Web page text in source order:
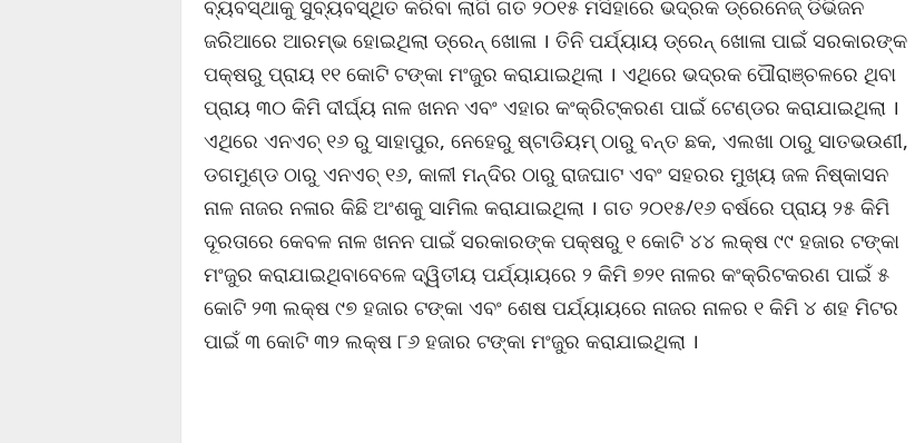
ବ୍ୟବସ୍ଥାକୁ ସୁବ୍ୟବସ୍ଥିତ କରିବା ଲାଗି ଗତ ୨୦୧୫ ମସିହାରେ ଭଦ୍ରକ ଡ୍ରେନେଜ୍ ଡିଭିଜନ
ଜରିଆରେ ଆରମ୍ଭ ହୋଇଥିଲା ଡ୍ରେନ୍ ଖୋଳା । ତିନି ପର୍ଯ୍ୟାୟ ଡ୍ରେନ୍ ଖୋଳା ପାଇଁ ସରକାରଙ୍କ
ପକ୍ଷରୁ ପ୍ରାୟ ୧୧ କୋଟି ଟଙ୍କା ମଂଜୁର କରାଯାଇଥିଲା । ଏଥିରେ ଭଦ୍ରକ ପୌରାଞ୍ଚଳରେ ଥିବା
ପ୍ରାୟ ୩୦ କିମି ଦୀର୍ଘ୍ୟ ନାଳ ଖନନ ଏବଂ ଏହାର କଂକ୍ରିଟ୍‌କରଣ ପାଇଁ ଟେଣ୍ଡର କରାଯାଇଥିଲା ।
ଏଥିରେ ଏନଏଚ୍ ୧୬ ରୁ ସାହାପୁର, ନେହେରୁ ଷ୍ଟାଡିୟମ୍ ଠାରୁ ବନ୍ତ ଛକ, ଏଲଖା ଠାରୁ ସାତଭଉଣୀ,
ଡଗମୁଣ୍ଡ ଠାରୁ ଏନଏଚ୍ ୧୬, କାଳୀ ମନ୍ଦିର ଠାରୁ ରାଜଘାଟ ଏବଂ ସହରର ମୁଖ୍ୟ ଜଳ ନିଷ୍କାସନ
ନାଳ ନାଜର ନଳାର କିଛି ଅଂଶକୁ ସାମିଲ କରାଯାଇଥିଲା । ଗତ ୨୦୧୫/୧୬ ବର୍ଷରେ ପ୍ରାୟ ୨୫ କିମି
ଦୂରତାରେ କେବଳ ନାଳ ଖନନ ପାଇଁ ସରକାରଙ୍କ ପକ୍ଷରୁ ୧ କୋଟି ୪୪ ଲକ୍ଷ ୯୯ ହଜାର ଟଙ୍କା
ମଂଜୁର କରାଯାଇଥିବାବେଳେ ଦ୍ୱିତୀୟ ପର୍ଯ୍ୟାୟରେ ୨ କିମି ୭୨୧ ନାଳର କଂକ୍ରିଟକରଣ ପାଇଁ ୫
କୋଟି ୨୩ ଲକ୍ଷ ୯୭ ହଜାର ଟଙ୍କା ଏବଂ ଶେଷ ପର୍ଯ୍ୟାୟରେ ନାଜର ନାଳର ୧ କିମି ୪ ଶହ ମିଟର
ପାଇଁ ୩ କୋଟି ୩୨ ଲକ୍ଷ ୮୬ ହଜାର ଟଙ୍କା ମଂଜୁର କରାଯାଇଥିଲା ।